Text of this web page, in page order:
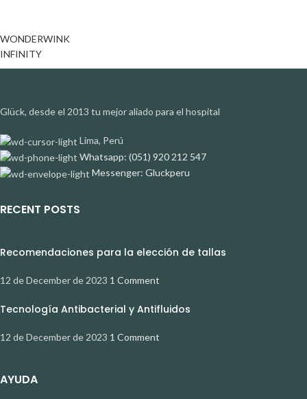
WONDERWINK
INFINITY
Glück, desde el 2013 tu mejor aliado para el hospital
Lima, Perú
Whatsapp: (051) 920 212 547
Messenger: Gluckperu
RECENT POSTS
Recomendaciones para la elección de tallas
12 de December de 2023 1 Comment
Tecnología Antibacterial y Antifluidos
12 de December de 2023 1 Comment
AYUDA